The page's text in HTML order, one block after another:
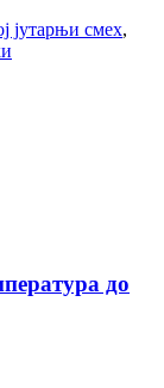
јутарњи смех,
до